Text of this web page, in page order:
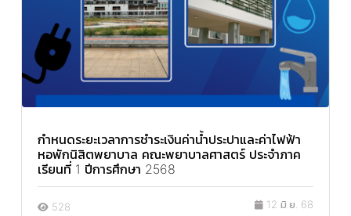
กำหนดระยะเวลาการชำระเงินค่าน้ำประปาและค่าไฟฟ้า
หอพักนิสิตพยาบาล คณะพยาบาลศาสตร์ ประจำภาค
เรียนที่ 1 ปีการศึกษา 2568
528 12 มิ.ย. 68